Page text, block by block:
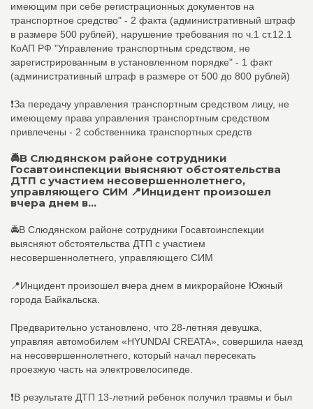
имеющим при себе регистрационных документов на
транспортное средство" - 2 факта (административный штраф
в размере 500 рублей), нарушение требования по ч.1 ст.12.1
КоАП РФ "Управление транспортным средством, не
зарегистрированным в установленном порядке" - 1 факт
(административный штраф в размере от 500 до 800 рублей)
❗За передачу управления транспортным средством лицу, не
имеющему права управления транспортным средством
привлечены - 2 собственника транспортных средств
🚔В Слюдянском районе сотрудники
Госавтоинспекции выясняют обстоятельства
ДТП с участием несовершеннолетнего,
управляющего СИМ 📍Инцидент произошел
вчера днем в...
🚔В Слюдянском районе сотрудники Госавтоинспекции
выясняют обстоятельства ДТП с участием
несовершеннолетнего, управляющего СИМ
📍Инцидент произошел вчера днем в микрорайоне Южный
города Байкальска.
Предварительно установлено, что 28-летняя девушка,
управляя автомобилем «HYUNDAI CREATA», совершила наезд
на несовершеннолетнего, который начал пересекать
проезжую часть на электровелосипеде.
❗️В результате ДТП 13-летний ребенок получил травмы и был